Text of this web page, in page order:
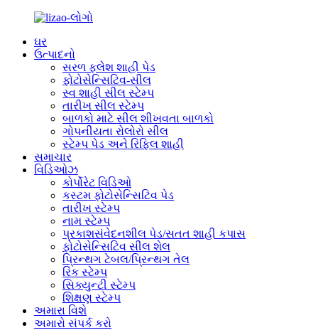
ઘર
ઉત્પાદનો
સરળ ફ્લેશ શાહી પેડ
ફોટોસેન્સિટિવ-સીલ
સ્વ શાહી સીલ સ્ટેમ્પ
તારીખ સીલ સ્ટેમ્પ
બાળકો માટે સીલ શીખવતા બાળકો
ગોપનીયતા રોલોરો સીલ
સ્ટેમ્પ પેડ અને રિફિલ શાહી
સમાચાર
વિડિઓઝ
કોર્પોરેટ વિડિઓ
કસ્ટમ ફોટોસેન્સિટિવ પેડ
તારીખ સ્ટેમ્પ
નામ સ્ટેમ્પ
પ્રકાશસંવેદનશીલ પેડ/સતત શાહી કપાસ
ફોટોસેન્સિટિવ સીલ શેલ
પ્રિન્થગ ટેબલ/પ્રિન્થગ તેલ
રિંક સ્ટેમ્પ
સિક્યુન્ટી સ્ટેમ્પ
શિક્ષણ સ્ટેમ્પ
અમારા વિશે
અમારો સંપર્ક કરો